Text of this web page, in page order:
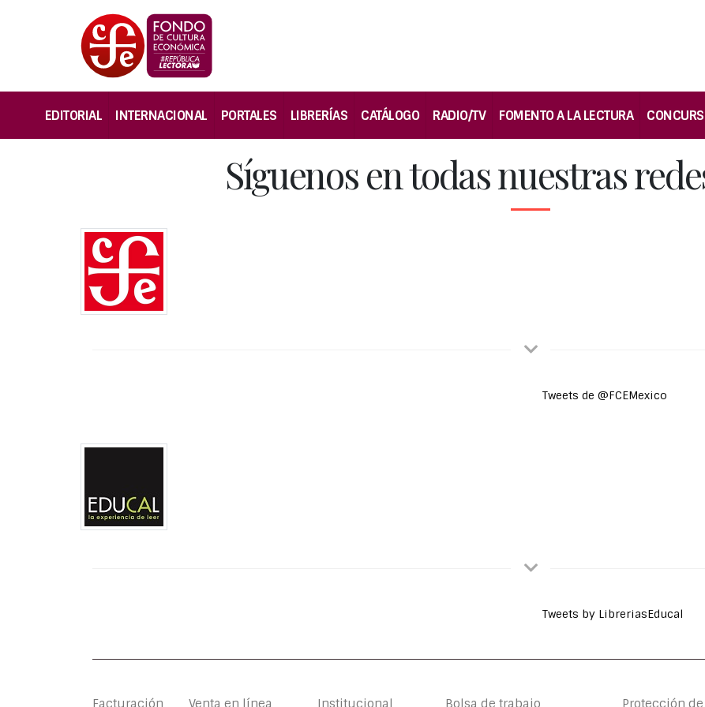
EDITORIAL INTERNACIONAL PORTALES LIBRERÍAS CATÁLOGO RADIO/TV FOMENTO A LA LECTURA
Síguenos en todas nuestras
Tweets de @FCEMexico
Tweets by LibreriasEducal
Facturación Venta en línea Institucional Bolsa de trabajo Protección de